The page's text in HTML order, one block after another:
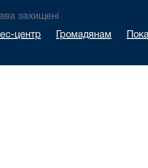
захищені
центр Громадянам